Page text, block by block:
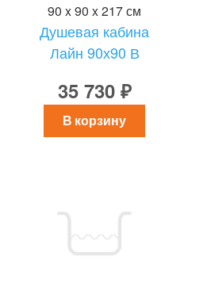
90 x 90 x 217 см
Душевая кабина
Лайн 90х90 В
35 730 ₽
В корзину